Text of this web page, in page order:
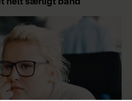
helt særligt bånd